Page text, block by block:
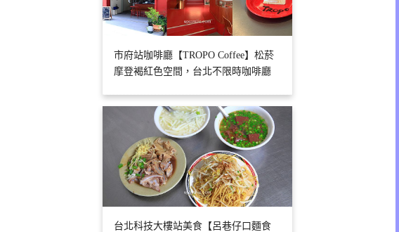
市府站咖啡廳【TROPO Coffee】松菸
摩登褐紅色空間，台北不限時咖啡廳
台北科技大樓站美食【呂巷仔口麵食